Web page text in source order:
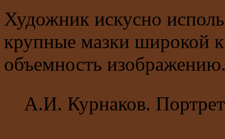
Художник искусно
крупные мазки широкой
объемность
А.И. Курнаков.